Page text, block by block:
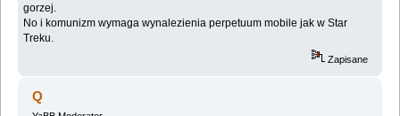
gorzej.
No i komunizm wymaga wynalezienia perpetuum mobile jak w Star
Treku.
Zapisane
Q